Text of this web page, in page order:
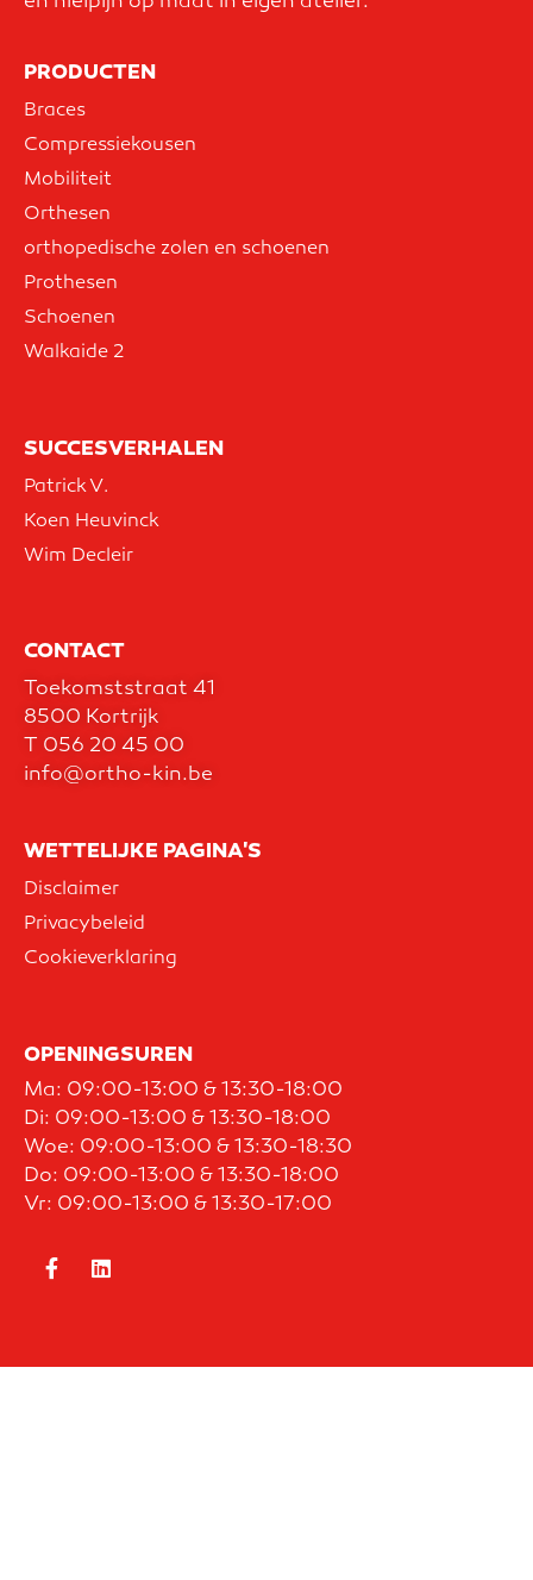
PRODUCTEN
Braces
Compressiekousen
Mobiliteit
Orthesen
orthopedische zolen en schoenen
Prothesen
Schoenen
Walkaide 2
SUCCESVERHALEN
Patrick V.
Koen Heuvinck
Wim Decleir
CONTACT
Toekomststraat 41
8500 Kortrijk
T 056 20 45 00
info@ortho-kin.be
WETTELIJKE PAGINA'S
Disclaimer
Privacybeleid
Cookieverklaring
OPENINGSUREN
Ma: 09:00-13:00 & 13:30-18:00
Di: 09:00-13:00 & 13:30-18:00
Woe: 09:00-13:00 & 13:30-18:30
Do: 09:00-13:00 & 13:30-18:00
Vr: 09:00-13:00 & 13:30-17:00